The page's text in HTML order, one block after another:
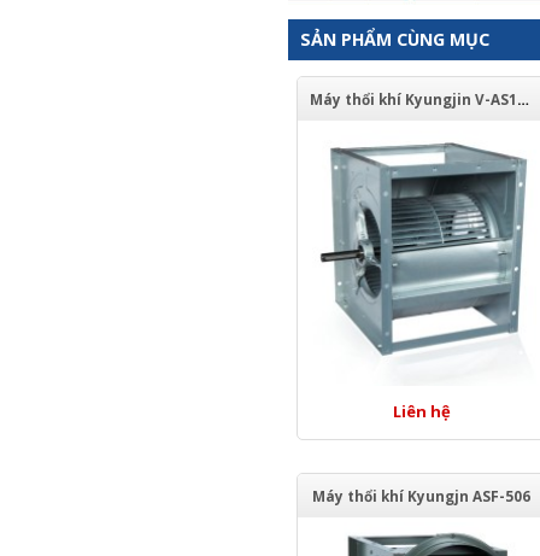
SẢN PHẨM CÙNG MỤC
Máy thổi khí Kyungjin V-AS155DX1
Liên hệ
Máy thổi khí Kyungjn ASF-506